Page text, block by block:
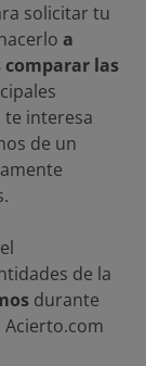
solicitar tu
a
comparar las
te interesa
de un
de la
durante